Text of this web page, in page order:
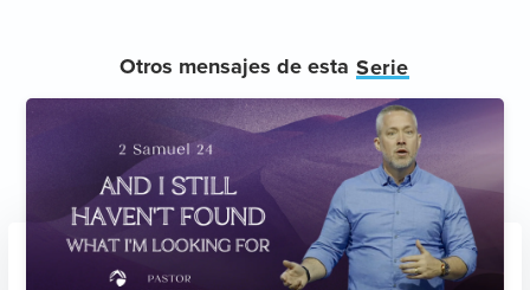
Otros mensajes de esta Serie